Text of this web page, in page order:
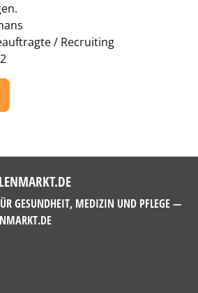
/ Recruiting
GESUNDHEIT, MEDIZIN UND PFLEGE —